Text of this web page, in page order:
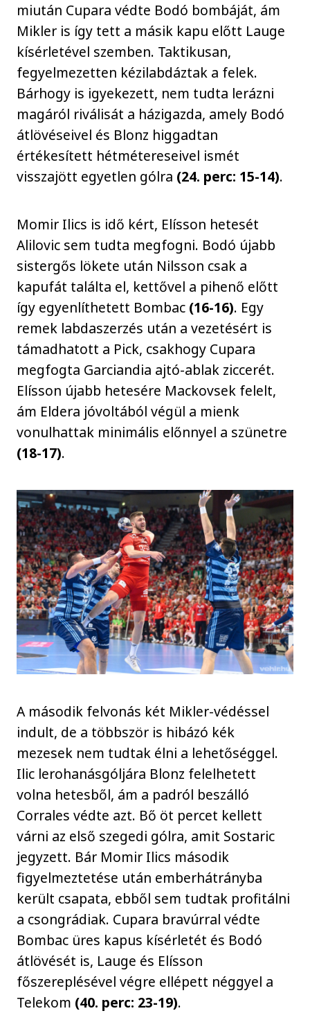
miután Cupara védte Bodó bombáját, ám
Mikler is így tett a másik kapu előtt Lauge
kísérletével szemben. Taktikusan,
fegyelmezetten kézilabdáztak a felek.
Bárhogy is igyekezett, nem tudta lerázni
magáról riválisát a házigazda, amely Bodó
átlövéseivel és Blonz higgadtan
értékesített hétmétereseivel ismét
visszajött egyetlen gólra (24. perc: 15-14).
Momir Ilics is idő kért, Elísson hetesét
Alilovic sem tudta megfogni. Bodó újabb
sistergős lökete után Nilsson csak a
kapufát találta el, kettővel a pihenő előtt
így egyenlíthetett Bombac (16-16). Egy
remek labdaszerzés után a vezetésért is
támadhatott a Pick, csakhogy Cupara
megfogta Garciandia ajtó-ablak ziccerét.
Elísson újabb hetesére Mackovsek felelt,
ám Eldera jóvoltából végül a mienk
vonulhattak minimális előnnyel a szünetre
(18-17).
A második felvonás két Mikler-védéssel
indult, de a többször is hibázó kék
mezesek nem tudtak élni a lehetőséggel.
Ilic lerohanásgóljára Blonz felelhetett
volna hetesből, ám a padról beszálló
Corrales védte azt. Bő öt percet kellett
várni az első szegedi gólra, amit Sostaric
jegyzett. Bár Momir Ilics második
figyelmeztetése után emberhátrányba
került csapata, ebből sem tudtak profitálni
a csongrádiak. Cupara bravúrral védte
Bombac üres kapus kísérletét és Bodó
átlövését is, Lauge és Elísson
főszereplésével végre ellépett néggyel a
Telekom (40. perc: 23-19).